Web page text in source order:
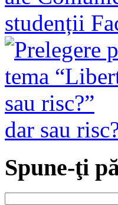
studenții
dar sau
Spune-ţi